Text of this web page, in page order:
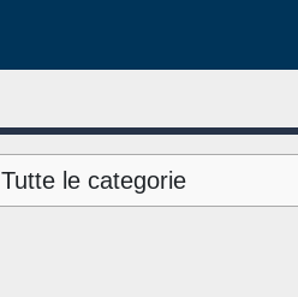
Tutte le categorie